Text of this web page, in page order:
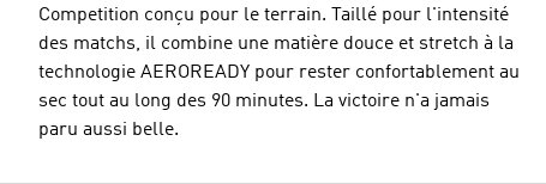
Competition conçu pour le terrain. Taillé pour l'intensité
des matchs, il combine une matière douce et stretch à la
technologie AEROREADY pour rester confortablement au
sec tout au long des 90 minutes. La victoire n'a jamais
paru aussi belle.